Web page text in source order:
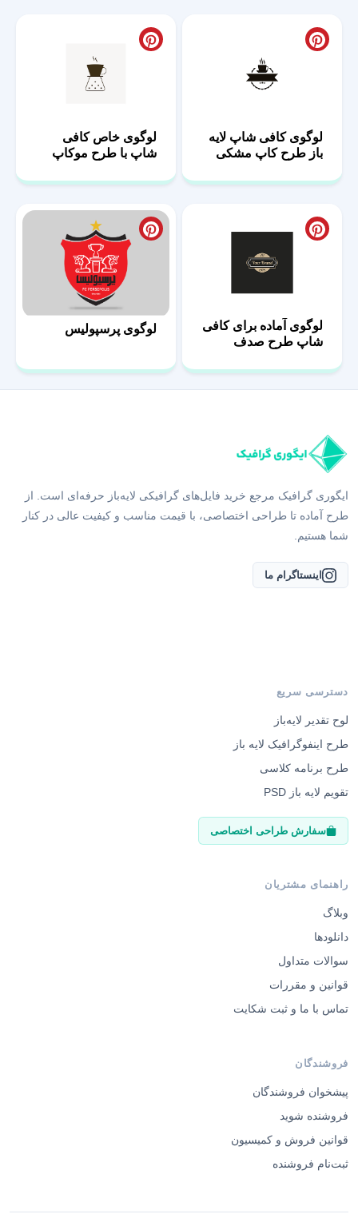
لوگوی کافی شاپ لایه
باز طرح کاپ مشکی
لوگوی خاص کافی
شاپ با طرح موکاپ
لوگوی آماده برای کافی
شاپ طرح صدف
لوگوی پرسپولیس
ایگوری گرافیک مرجع خرید فایل‌های گرافیکی لایه‌باز حرفه‌ای است. از
طرح آماده تا طراحی اختصاصی، با قیمت مناسب و کیفیت عالی در کنار
شما هستیم.
اینستاگرام ما
دسترسی سریع
لوح تقدیر لایه‌باز
طرح اینفوگرافیک لایه باز
طرح برنامه کلاسی
تقویم لایه باز PSD
سفارش طراحی اختصاصی
راهنمای مشتریان
وبلاگ
دانلودها
سوالات متداول
قوانین و مقررات
تماس با ما و ثبت شکایت
فروشندگان
پیشخوان فروشندگان
فروشنده شوید
قوانین فروش و کمیسیون
ثبت‌نام فروشنده